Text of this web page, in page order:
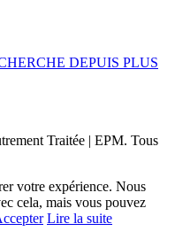
DEPUIS PLUS
Traitée | EPM. Tous
votre expérience. Nous
cela, mais vous pouvez
Lire la suite